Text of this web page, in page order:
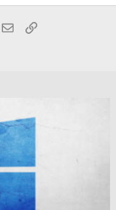
E-MailLink